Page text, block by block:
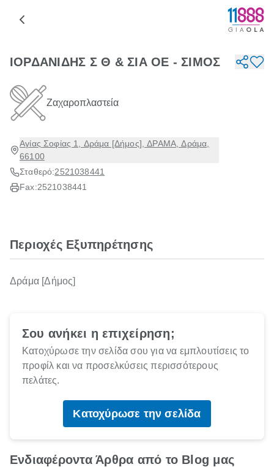
ΙΟΡΔΑΝΙΔΗΣ Σ Θ & ΣΙΑ ΟΕ - ΣΙΜΟΣ
Ζαχαροπλαστεία
Αγίας Σοφίας 1, Δράμα [Δήμος], ΔΡΑΜΑ, Δράμα,
66100
Σταθερό:2521038441
Fax:2521038441
Περιοχές Εξυπηρέτησης
Δράμα [Δήμος]
Σου ανήκει η επιχείρηση;
Κατοχύρωσε την σελίδα σου για να εμπλουτίσεις το
προφίλ και να προσελκύσεις περισσότερους
πελάτες.
Κατοχύρωσε την σελίδα
Ενδιαφέροντα Άρθρα από το Blog μας